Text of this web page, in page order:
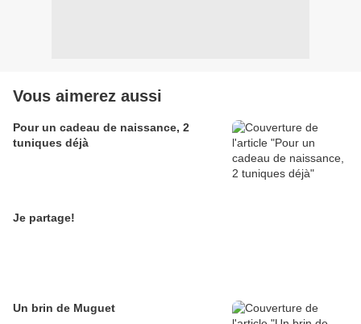
Vous aimerez aussi
Pour un cadeau de naissance, 2
tuniques déjà
Je partage!
Un brin de Muguet